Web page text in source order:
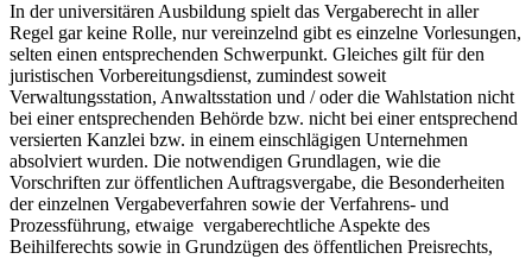
In der universitären Ausbildung spielt das Vergaberecht in aller
Regel gar keine Rolle, nur vereinzelnd gibt es einzelne Vorlesungen,
selten einen entsprechenden Schwerpunkt. Gleiches gilt für den
juristischen Vorbereitungsdienst, zumindest soweit
Verwaltungsstation, Anwaltsstation und / oder die Wahlstation nicht
bei einer entsprechenden Behörde bzw. nicht bei einer entsprechend
versierten Kanzlei bzw. in einem einschlägigen Unternehmen
absolviert wurden. Die notwendigen Grundlagen, wie die
Vorschriften zur öffentlichen Auftragsvergabe, die Besonderheiten
der einzelnen Vergabeverfahren sowie der Verfahrens- und
Prozessführung, etwaige vergaberechtliche Aspekte des
Beihilferechts sowie in Grundzügen des öffentlichen Preisrechts,